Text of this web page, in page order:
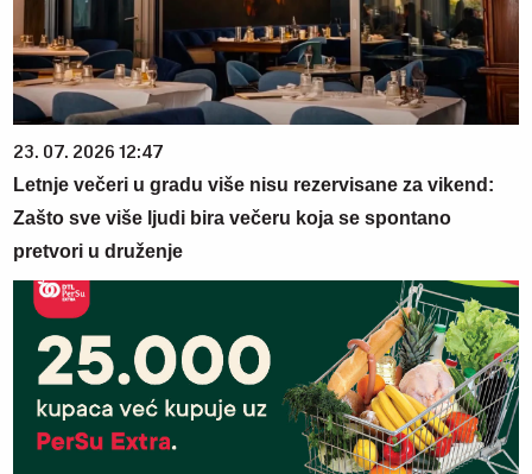
23. 07. 2026 12:47
Letnje večeri u gradu više nisu rezervisane za vikend:
Zašto sve više ljudi bira večeru koja se spontano
pretvori u druženje